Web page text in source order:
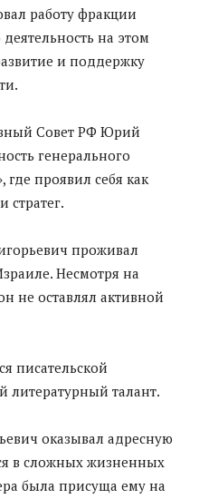
работу фракции
на этом
и поддержку
Совет РФ Юрий
генерального
проявил себя как
стратег.
проживал
Несмотря на
не оставлял активной
писательской
литературный талант.
оказывал адресную
в сложных жизненных
была присуща ему на